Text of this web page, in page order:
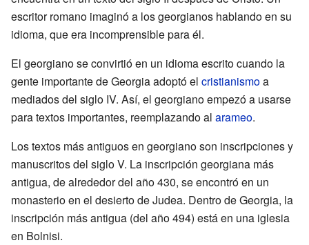
escritor romano imaginó a los georgianos hablando en su
idioma, que era incomprensible para él.
El georgiano se convirtió en un idioma escrito cuando la
gente importante de Georgia adoptó el cristianismoa
mediados del siglo IV. Así, el georgiano empezó a usarse
para textos importantes, reemplazando al arameo.
Los textos más antiguos en georgiano son inscripciones y
manuscritos del siglo V. La inscripción georgiana más
antigua, de alrededor del año 430, se encontró en un
monasterio en el desierto de Judea. Dentro de Georgia, la
inscripción más antigua (del año 494) está en una iglesia
en Bolnisi.